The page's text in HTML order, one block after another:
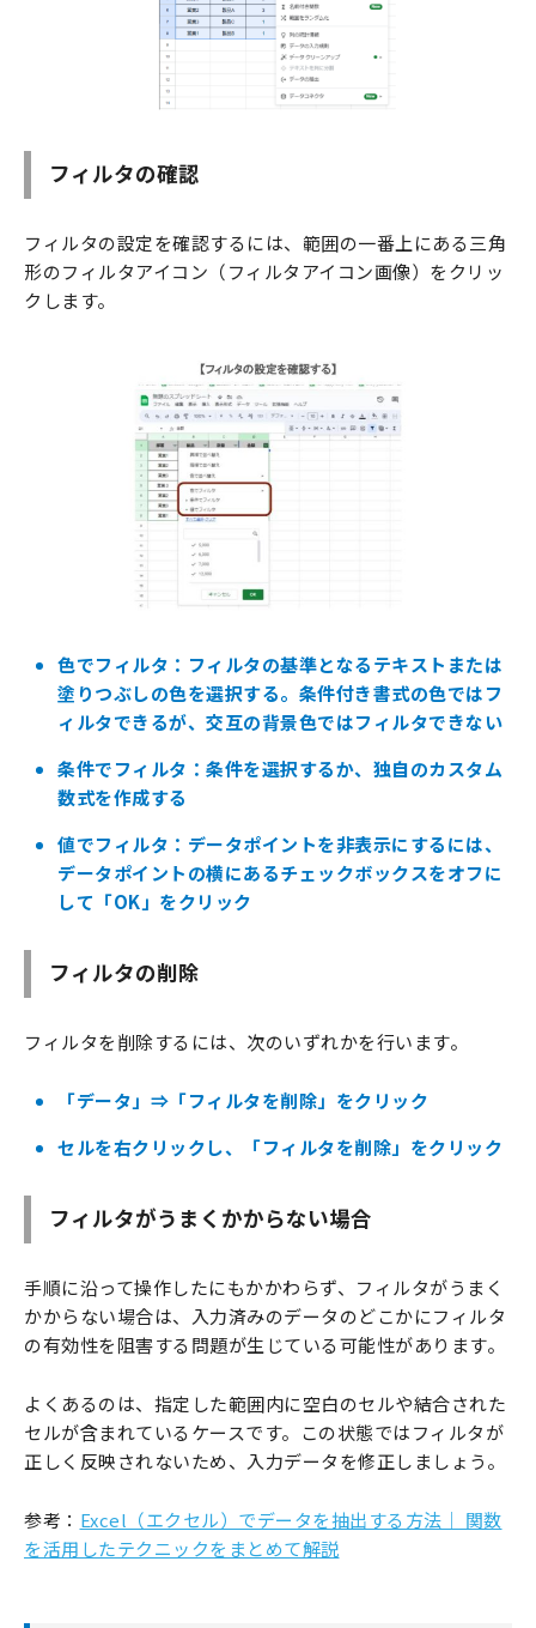
フィルタの確認
フィルタの設定を確認するには、範囲の一番上にある三角
形のフィルタアイコン（フィルタアイコン画像）をクリッ
クします。
色でフィルタ：フィルタの基準となるテキストまたは
塗りつぶしの色を選択する。条件付き書式の色ではフ
ィルタできるが、交互の背景色ではフィルタできない
条件でフィルタ：条件を選択するか、独自のカスタム
数式を作成する
値でフィルタ：データポイントを非表示にするには、
データポイントの横にあるチェックボックスをオフに
して「OK」をクリック
フィルタの削除
フィルタを削除するには、次のいずれかを行います。
「データ」⇒「フィルタを削除」をクリック
セルを右クリックし、「フィルタを削除」をクリック
フィルタがうまくかからない場合
手順に沿って操作したにもかかわらず、フィルタがうまく
かからない場合は、入力済みのデータのどこかにフィルタ
の有効性を阻害する問題が生じている可能性があります。
よくあるのは、指定した範囲内に空白のセルや結合された
セルが含まれているケースです。この状態ではフィルタが
正しく反映されないため、入力データを修正しましょう。
参考： Excel（エクセル）でデータを抽出する方法｜ 関数
を活用したテクニックをまとめて解説